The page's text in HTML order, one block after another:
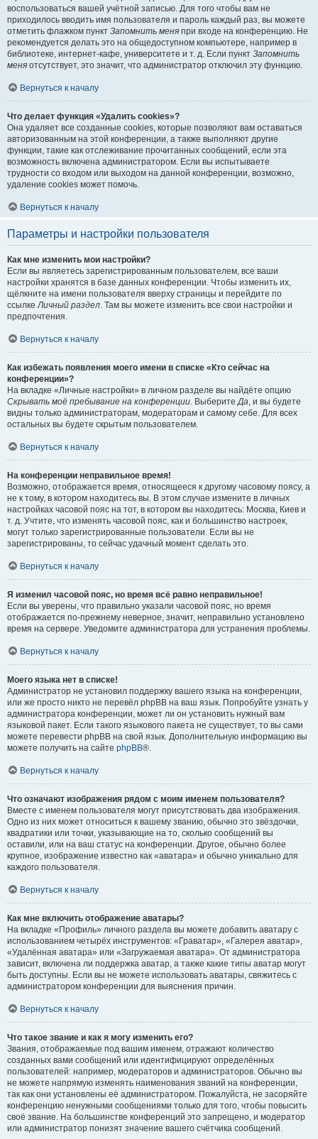
воспользоваться вашей учётной записью. Для того чтобы вам не
приходилось вводить имя пользователя и пароль каждый раз, вы можете
отметить флажком пункт Запомнить меня при входе на конференцию. Не
рекомендуется делать это на общедоступном компьютере, например в
библиотеке, интернет-кафе, университете и т. д. Если пункт Запомнить
меня отсутствует, это значит, что администратор отключил эту функцию.
Вернуться к началу
Что делает функция «Удалить cookies»?
Она удаляет все созданные cookies, которые позволяют вам оставаться
авторизованным на этой конференции, а также выполняют другие
функции, такие как отслеживание прочитанных сообщений, если эта
возможность включена администратором. Если вы испытываете
трудности со входом или выходом на данной конференции, возможно,
удаление cookies может помочь.
Вернуться к началу
Параметры и настройки пользователя
Как мне изменить мои настройки?
Если вы являетесь зарегистрированным пользователем, все ваши
настройки хранятся в базе данных конференции. Чтобы изменить их,
щёлкните на имени пользователя вверху страницы и перейдите по
ссылкеЛичный раздел. Там вы можете изменить все свои настройки и
предпочтения.
Вернуться к началу
Как избежать появления моего имени в списке «Кто сейчас на
конференции»?
На вкладке «Личные настройки» в личном разделе вы найдёте опцию
Скрывать моё пребывание на конференции. ВыберитеДа, и вы будете
видны только администраторам, модераторам и самому себе. Для всех
остальных вы будете скрытым пользователем.
Вернуться к началу
На конференции неправильное время!
Возможно, отображается время, относящееся к другому часовому поясу, а
не к тому, в котором находитесь вы. В этом случае измените в личных
настройках часовой пояс на тот, в котором вы находитесь: Москва, Киев и
т. д. Учтите, что изменять часовой пояс, как и большинство настроек,
могут только зарегистрированные пользователи. Если вы не
зарегистрированы, то сейчас удачный момент сделать это.
Вернуться к началу
Я изменил часовой пояс, но время всё равно неправильное!
Если вы уверены, что правильно указали часовой пояс, но время
отображается по-прежнему неверное, значит, неправильно установлено
время на сервере. Уведомите администратора для устранения проблемы.
Вернуться к началу
Моего языка нет в списке!
Администратор не установил поддержку вашего языка на конференции,
или же просто никто не перевёл phpBB на ваш язык. Попробуйте узнать у
администратора конференции, может ли он установить нужный вам
языковой пакет. Если такого языкового пакета не существует, то вы сами
можете перевести phpBB на свой язык. Дополнительную информацию вы
можете получить на сайте phpBB®.
Вернуться к началу
Что означают изображения рядом с моим именем пользователя?
Вместе с именем пользователя могут присутствовать два изображения.
Одно из них может относиться к вашему званию, обычно это звёздочки,
квадратики или точки, указывающие на то, сколько сообщений вы
оставили, или на ваш статус на конференции. Другое, обычно более
крупное, изображение известно как «аватара» и обычно уникально для
каждого пользователя.
Вернуться к началу
Как мне включить отображение аватары?
На вкладке «Профиль» личного раздела вы можете добавить аватару с
использованием четырёх инструментов: «Граватар», «Галерея аватар»,
«Удалённая аватара» или «Загружаемая аватара». От администратора
зависит, включена ли поддержка аватар, а также какие типы аватар могут
быть доступны. Если вы не можете использовать аватары, свяжитесь с
администратором конференции для выяснения причин.
Вернуться к началу
Что такое звание и как я могу изменить его?
Звания, отображаемые под вашим именем, отражают количество
созданных вами сообщений или идентифицируют определённых
пользователей: например, модераторов и администраторов. Обычно вы
не можете напрямую изменять наименования званий на конференции,
так как они установлены её администратором. Пожалуйста, не засоряйте
конференцию ненужными сообщениями только для того, чтобы повысить
своё звание. На большинстве конференций это запрещено, и модератор
или администратор понизят значение вашего счётчика сообщений.